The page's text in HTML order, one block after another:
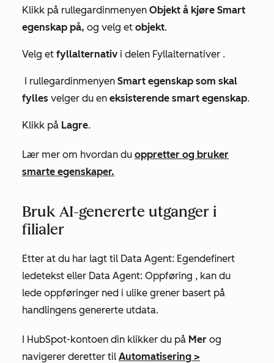
Klikk på rullegardinmenyen Objekt å kjøre Smart
egenskap på, og velg et objekt.
Velg et fyllalternativi delen Fyllalternativer .
I rullegardinmenyen Smart egenskap som skal
fylles velger du en eksisterende smart egenskap.
Klikk på Lagre.
Lær mer om hvordan du oppretter og bruker
smarte egenskaper.
Bruk AI-genererte utganger i
filialer
Etter at du har lagt til Data Agent: Egendefinert
ledetekst eller Data Agent: Oppføring , kan du
lede oppføringer ned i ulike grener basert på
handlingens genererte utdata.
I HubSpot-kontoen din klikker du på Mer og
navigerer deretter til Automatisering >